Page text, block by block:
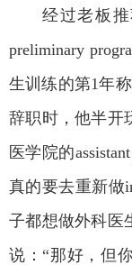
经过老板
preliminary
生训练的第1年
辞职时，他半开
医学院的
真的要去重新做
子都想做外科医
说： “那好，但